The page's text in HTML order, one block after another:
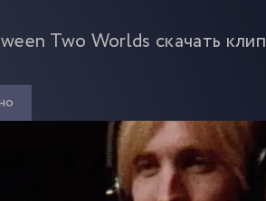
Two Worlds скачать клип